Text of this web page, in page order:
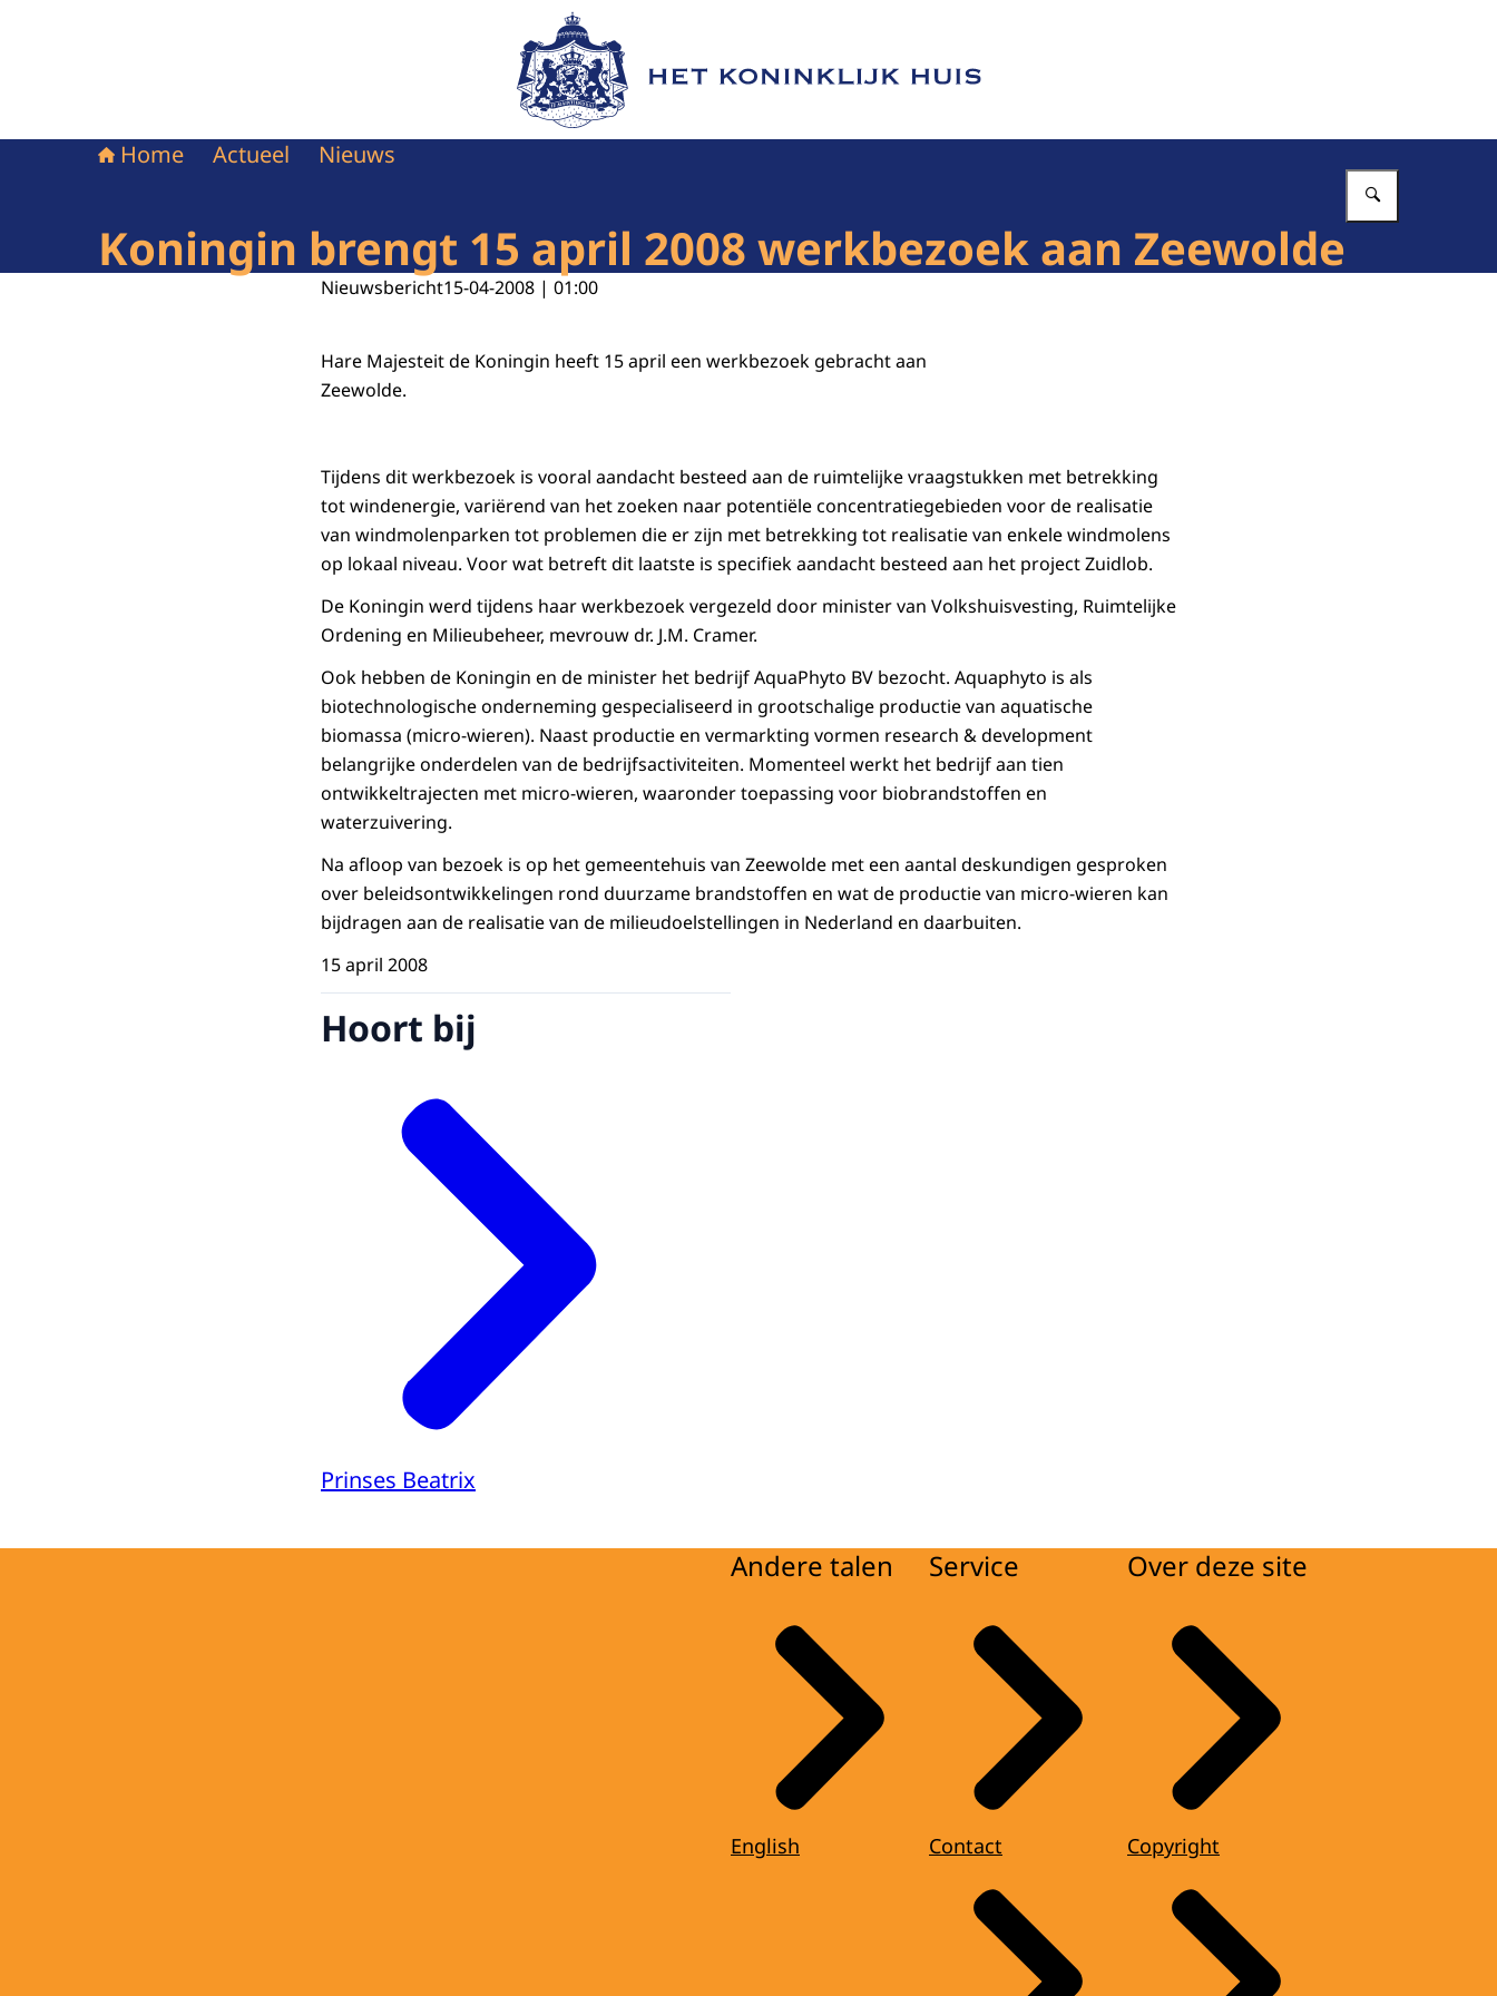
Naar de homepage van Het Koninklijk Huis
Home Actueel Nieuws
Koningin brengt 15 april 2008 werkbezoek aan Zeewolde
Nieuwsbericht15-04-2008 | 01:00
Hare Majesteit de Koningin heeft 15 april een werkbezoek gebracht aan
Zeewolde.
Tijdens dit werkbezoek is vooral aandacht besteed aan de ruimtelijke vraagstukken met betrekking
tot windenergie, variërend van het zoeken naar potentiële concentratiegebieden voor de realisatie
van windmolenparken tot problemen die er zijn met betrekking tot realisatie van enkele windmolens
op lokaal niveau. Voor wat betreft dit laatste is specifiek aandacht besteed aan het project Zuidlob.
De Koningin werd tijdens haar werkbezoek vergezeld door minister van Volkshuisvesting, Ruimtelijke
Ordening en Milieubeheer, mevrouw dr. J.M. Cramer.
Ook hebben de Koningin en de minister het bedrijf AquaPhyto BV bezocht. Aquaphyto is als
biotechnologische onderneming gespecialiseerd in grootschalige productie van aquatische
biomassa (micro-wieren). Naast productie en vermarkting vormen research & development
belangrijke onderdelen van de bedrijfsactiviteiten. Momenteel werkt het bedrijf aan tien
ontwikkeltrajecten met micro-wieren, waaronder toepassing voor biobrandstoffen en
waterzuivering.
Na afloop van bezoek is op het gemeentehuis van Zeewolde met een aantal deskundigen gesproken
over beleidsontwikkelingen rond duurzame brandstoffen en wat de productie van micro-wieren kan
bijdragen aan de realisatie van de milieudoelstellingen in Nederland en daarbuiten.
15 april 2008
Hoort bij
Prinses Beatrix
Andere talen
English
Service
Contact
Over deze site
Copyright